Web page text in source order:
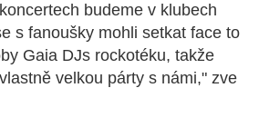
budeme v klubech
s fanoušky mohli setkat face to
Gaia DJs rockotéku, takže
velkou párty s námi," zve